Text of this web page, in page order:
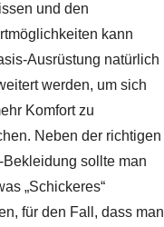
und den
kann
Ausrüstung natürlich
werden, um sich
Komfort zu
Neben der richtigen
Bekleidung sollte man
„Schickeres“
für den Fall, dass man